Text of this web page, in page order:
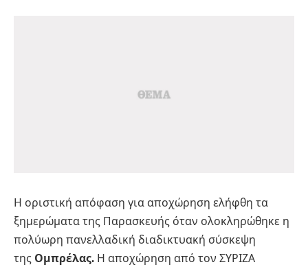
Η οριστική απόφαση για αποχώρηση ελήφθη τα
ξημερώματα της Παρασκευής όταν ολοκληρώθηκε η
πολύωρη πανελλαδική διαδικτυακή σύσκεψη
της Ομπρέλας. Η αποχώρηση από τον ΣΥΡΙΖΑ